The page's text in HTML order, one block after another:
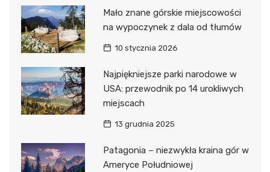
Mało znane górskie miejscowości
na wypoczynek z dala od tłumów
10 stycznia 2026
Najpiękniejsze parki narodowe w
USA: przewodnik po 14 urokliwych
miejscach
13 grudnia 2025
Patagonia – niezwykła kraina gór w
Ameryce Południowej